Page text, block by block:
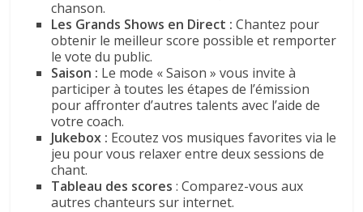
chanson.
Les Grands Shows en Direct : Chantez pour
obtenir le meilleur score possible et remporter
le vote du public.
Saison : Le mode « Saison » vous invite à
participer à toutes les étapes de l’émission
pour affronter d’autres talents avec l’aide de
votre coach.
Jukebox : Ecoutez vos musiques favorites via le
jeu pour vous relaxer entre deux sessions de
chant.
Tableau des scores : Comparez-vous aux
autres chanteurs sur internet.